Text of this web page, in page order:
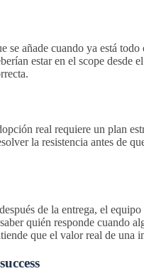
se añade cuando ya está
estar en el scope
real requiere un plan
la resistencia antes de
de la entrega, el
quién responde
que el valor real de una